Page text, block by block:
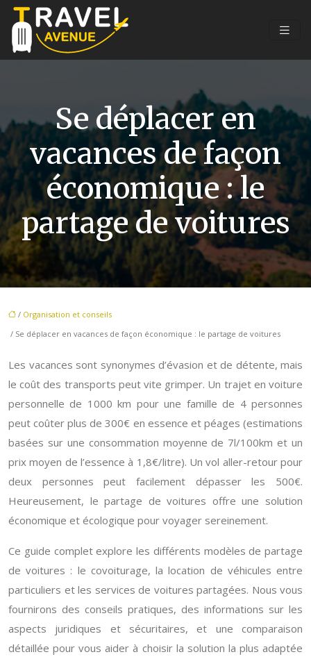
Se déplacer en
vacances de façon
économique : le
partage de voitures
/ Organisation et conseils
/ Se déplacer en vacances de façon économique : le partage de voitures
Les vacances sont synonymes d’évasion et de détente, mais
le coût des transports peut vite grimper. Un trajet en voiture
personnelle de 1000 km pour une famille de 4 personnes
peut coûter plus de 300€ en essence et péages (estimations
basées sur une consommation moyenne de 7l/100km et un
prix moyen de l’essence à 1,8€/litre). Un vol aller-retour pour
deux personnes peut facilement dépasser les 500€.
Heureusement, le partage de voitures offre une solution
économique et écologique pour voyager sereinement.
Ce guide complet explore les différents modèles de partage
de voitures : le covoiturage, la location de véhicules entre
particuliers et les services de voitures partagées. Nous vous
fournirons des conseils pratiques, des informations sur les
aspects juridiques et sécuritaires, et une comparaison
détaillée pour vous aider à choisir la solution la plus adaptée